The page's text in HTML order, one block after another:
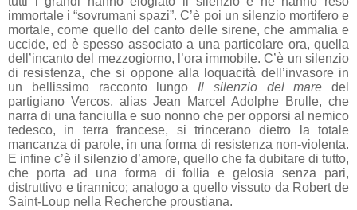
immortale i “sovrumani spazi”. C’è poi un silenzio mortifero e
mortale, come quello del canto delle sirene, che ammalia e
uccide, ed è spesso associato a una particolare ora, quella
dell’incanto del mezzogiorno, l’ora immobile. C’è un silenzio
di resistenza, che si oppone alla loquacità dell’invasore in
un bellissimo racconto lungo Il silenzio del mare del
partigiano Vercos, alias Jean Marcel Adolphe Brulle, che
narra di una fanciulla e suo nonno che per opporsi al nemico
tedesco, in terra francese, si trincerano dietro la totale
mancanza di parole, in una forma di resistenza non-violenta.
E infine c’è il silenzio d’amore, quello che fa dubitare di tutto,
che porta ad una forma di follia e gelosia senza pari,
distruttivo e tirannico; analogo a quello vissuto da Robert de
Saint-Loup nella Recherche proustiana.